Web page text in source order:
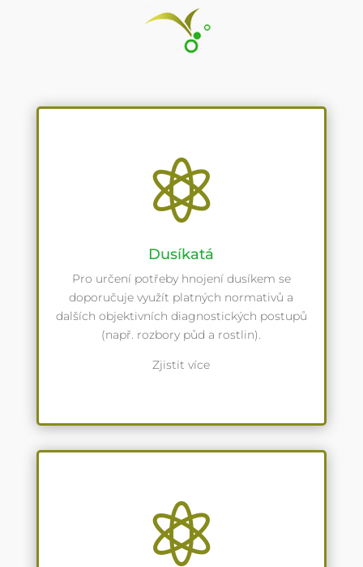

Dusíkatá
Pro určení potřeby hnojení dusíkem se
doporučuje využít platných normativů a
dalších objektivních diagnostických postupů
(např. rozbory půd a rostlin).
Zjistit více
